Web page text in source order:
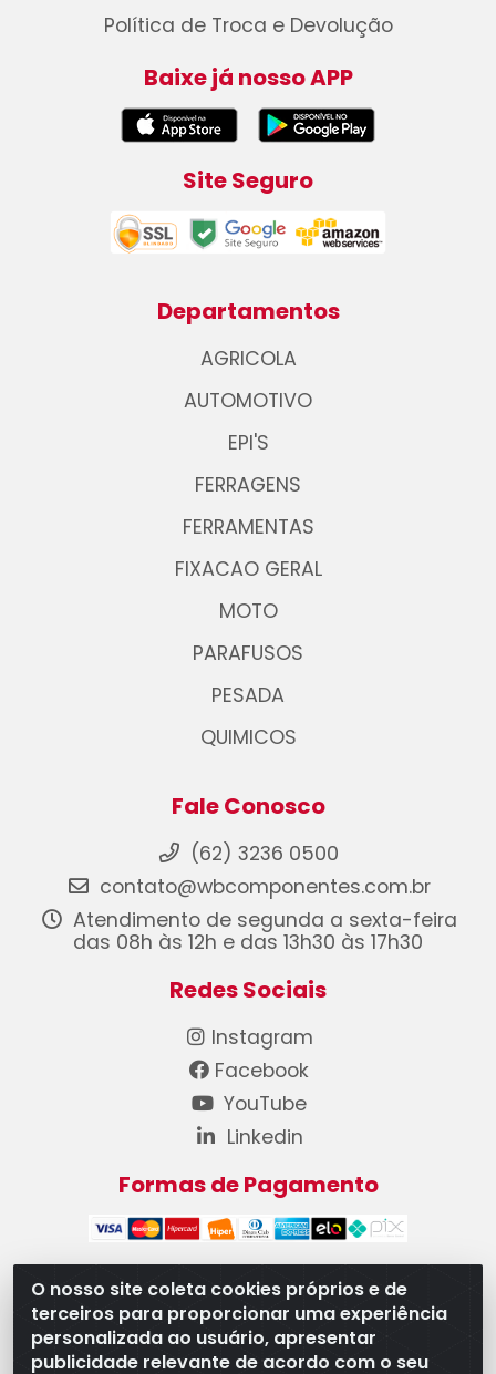
O nosso site coleta cookies próprios e de
terceiros para proporcionar uma experiência
personalizada ao usuário, apresentar
publicidade relevante de acordo com o seu
Política de Troca e Devolução
Baixe já nosso APP
Site Seguro
Departamentos
AGRICOLA
AUTOMOTIVO
EPI'S
FERRAGENS
FERRAMENTAS
FIXACAO GERAL
MOTO
PARAFUSOS
PESADA
QUIMICOS
Fale Conosco
(62) 3236 0500
contato@wbcomponentes.com.br
Atendimento de segunda a sexta-feira
das 08h às 12h e das 13h30 às 17h30
Redes Sociais
Instagram
Facebook
YouTube
Linkedin
Formas de Pagamento
WB Componentes Automotivos LTDA - CNPJ
08.528.393/0001-12 - Rua do Níquel, 667 - Parque
Oeste Industrial, Goiânia/GO - CEP 74375-660